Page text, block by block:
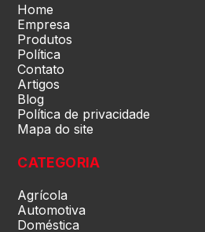
Home
Empresa
Produtos
Política
Contato
Artigos
Blog
Política de privacidade
Mapa do site
CATEGORIA
Agrícola
Automotiva
Doméstica